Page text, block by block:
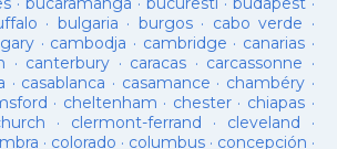
· bulgaria · burgos· cabo verde ·
· cambodja · cambridge · canarias·
· canterbury · caracas · carcassonne ·
· casablanca · casamance · chambéry·
· cheltenham · chester· chiapas ·
· clermont-ferrand · cleveland ·
· colorado · columbus· concepción ·